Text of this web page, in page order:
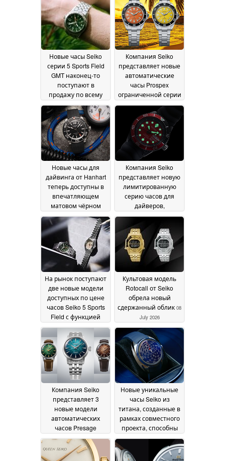
Новые часы Seiko
серии 5 Sports Field
GMT наконец-то
поступают в
продажу по всему
миру06 August 2026
Компания Seiko
представляет новые
автоматические
часы Prospex
ограниченной серии
с калибром 4R3501
August 2026
Новые часы для
дайвинга от Hanhart
теперь доступны в
впечатляющем
матовом чёрном
исполнении25 July
Компания Seiko
представляет новую
лимитированную
серию часов для
дайверов,
созданную в рамках
совместного
проекта; предзаказ
уже открыт 16 July 2026
На рынок поступают
две новые модели
доступных по цене
часов Seiko 5 Sports
Field с функцией
GMT08 July 2026
Культовая модель
Rotocall от Seiko
обрела новый
сдержанный облик 08
July 2026
Компания Seiko
представляет 3
новые модели
автоматических
часов Presage
Cocktail Time с
циферблатами с
солнечным узором07
Новые уникальные
часы Seiko из
титана, созданные в
рамках совместного
проекта, способны
отслеживать до 1
миллиона часов03
July 2026